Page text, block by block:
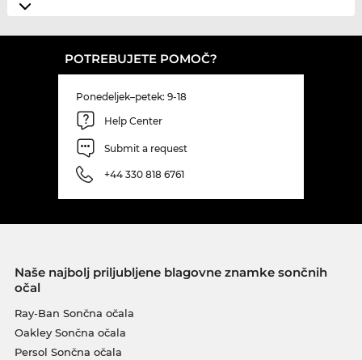
POTREBUJETE POMOČ?
Ponedeljek–petek: 9-18
Help Center
Submit a request
+44 330 818 6761
Naše najbolj priljubljene blagovne znamke sončnih
očal
Ray-Ban Sončna očala
Oakley Sončna očala
Persol Sončna očala